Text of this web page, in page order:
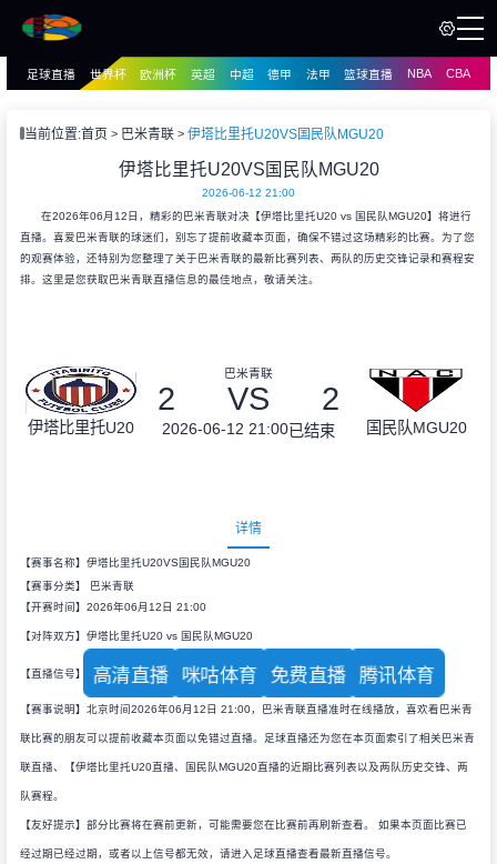
播
足球直播 世界杯 欧洲杯 英超 中超 德甲 法甲 篮球直播 NBA CBA
当前位置:首页 巴米青联 伊塔比里托U20VS国民队MGU20
伊塔比里托U20VS国民队MGU20
2026-06-12 21:00
在2026年06月12日，精彩的巴米青联对决【伊塔比里托U20 vs 国民队MGU20】将进行
直播。喜爱巴米青联的球迷们，别忘了提前收藏本页面，确保不错过这场精彩的比赛。为了您
的观赛体验，还特别为您整理了关于巴米青联的最新比赛列表、两队的历史交锋记录和赛程安
排。这里是您获取巴米青联直播信息的最佳地点，敬请关注。
伊塔比里托U20
巴米青联
2 VS 2
2026-06-12 21:00已结束 国民队MGU20
详情
【赛事名称】伊塔比里托U20VS国民队MGU20
【赛事分类】 巴米青联
【开赛时间】2026年06月12日 21:00
【对阵双方】伊塔比里托U20 vs 国民队MGU20
【直播信号】 高清直播 咪咕体育 免费直播 腾讯体育
【赛事说明】北京时间2026年06月12日 21:00，巴米青联直播准时在线播放，喜欢看巴米青
联比赛的朋友可以提前收藏本页面以免错过直播。足球直播还为您在本页面索引了相关巴米青
联直播、【伊塔比里托U20直播、国民队MGU20直播的近期比赛列表以及两队历史交锋、两
队赛程。
【友好提示】部分比赛将在赛前更新，可能需要您在比赛前再刷新查看。 如果本页面比赛已
经过期已经过期，或者以上信号都无效，请进入足球直播查看最新直播信号。